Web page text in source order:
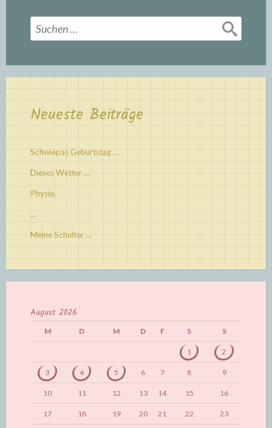
Suchen
nach:
Neueste Beiträge
Schwiepas Geburtstag …
Dieses Wetter …
Physio.
…
Meine Schulter …
August 2026
M D M D F S S
1 2
3 4 5 6 7 8 9
10 11 12 13 14 15 16
17 18 19 20 21 22 23